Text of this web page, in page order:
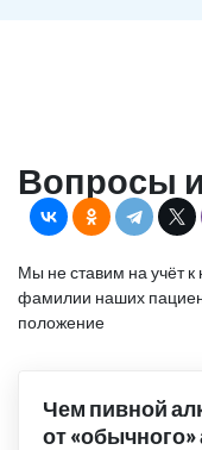
Вопросы и
Мы не ставим на учёт
фамилии наших
положение
Чем пивной
от «обычного»